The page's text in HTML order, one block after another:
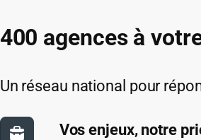
400 agences à
Un réseau national pour
Vos enjeux, notre